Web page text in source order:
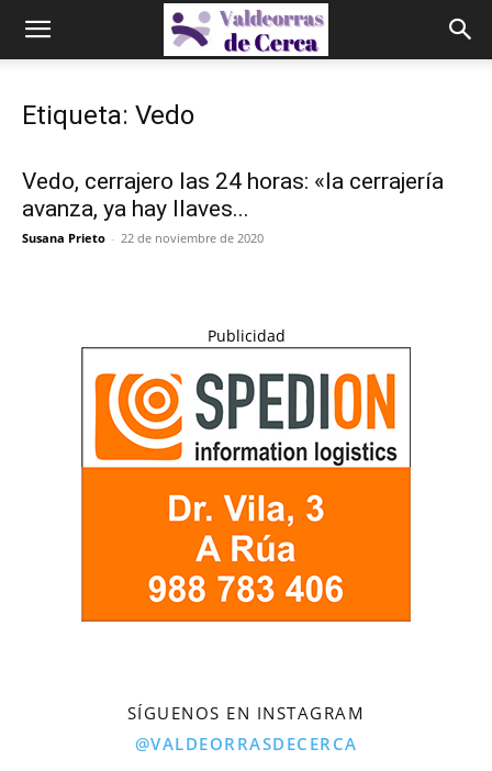
Etiqueta: Vedo
Vedo, cerrajero las 24 horas: «la cerrajería
avanza, ya hay llaves...
Susana Prieto - 22 de noviembre de 2020
Publicidad
SÍGUENOS EN INSTAGRAM
@VALDEORRASDECERCA